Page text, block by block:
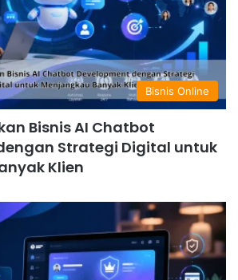
Bisnis Online
Bisnis AI Chatbot
Strategi Digital untuk
Klien